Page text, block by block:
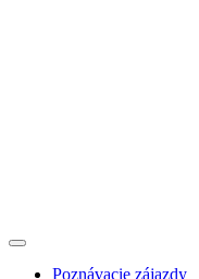
Poznávacie zájazdy